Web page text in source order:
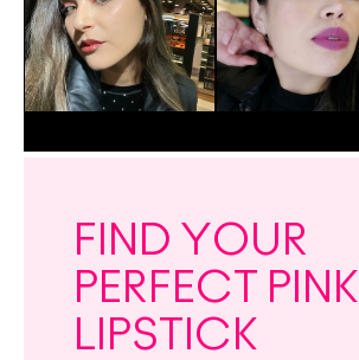
FIND YOUR
PERFECT PINK
LIPSTICK